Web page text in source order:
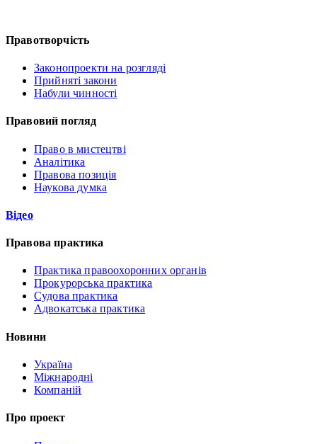
Правотворчість
Законопроекти на розгляді
Прийняті закони
Набули чинності
Правовий погляд
Право в мистецтві
Аналітика
Правова позиція
Наукова думка
Відео
Правова практика
Практика правоохоронних органів
Прокурорська практика
Судова практика
Адвокатська практика
Новини
Україна
Міжнародні
Компаній
Про проект